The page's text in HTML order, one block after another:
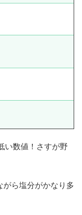
い数値！さすが野
がら塩分がかなり多